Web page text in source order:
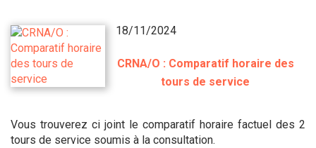
18/11/2024
CRNA/O : Comparatif horaire des
tours de service
Vous trouverez ci joint le comparatif horaire factuel des 2
tours de service soumis à la consultation.